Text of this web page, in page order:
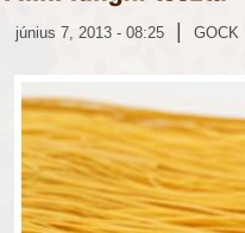
június 7, 2013 - 08:25 | GOCK